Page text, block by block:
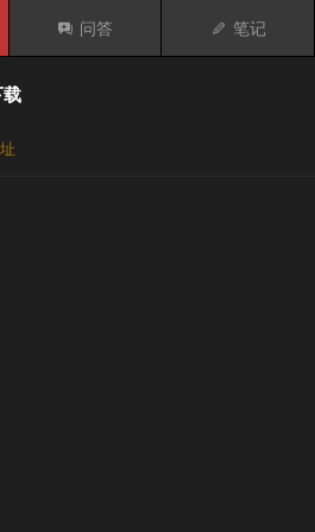
 问答  笔记
载